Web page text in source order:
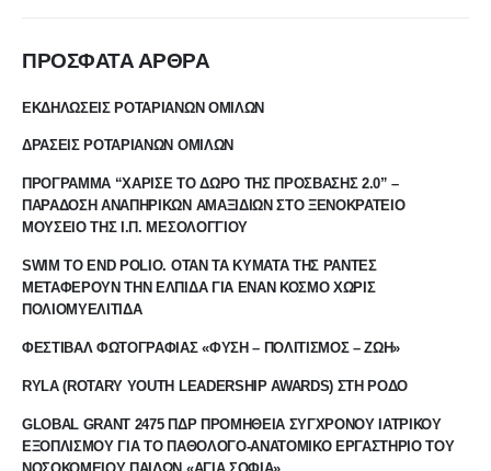
ΠΡΟΣΦΑΤΑ ΑΡΘΡΑ
ΕΚΔΗΛΩΣΕΙΣ ΡΟΤΑΡΙΑΝΩΝ ΟΜΙΛΩΝ
ΔΡΑΣΕΙΣ ΡΟΤΑΡΙΑΝΩΝ ΟΜΙΛΩΝ
ΠΡΟΓΡΑΜΜΑ “ΧΑΡΙΣΕ ΤΟ ΔΩΡΟ ΤΗΣ ΠΡΟΣΒΑΣΗΣ 2.0” –
ΠΑΡΑΔΟΣΗ ΑΝΑΠΗΡΙΚΩΝ ΑΜΑΞΙΔΙΩΝ ΣΤΟ ΞΕΝΟΚΡΑΤΕΙΟ
ΜΟΥΣΕΙΟ ΤΗΣ Ι.Π. ΜΕΣΟΛΟΓΓΙΟΥ
SWIM TO END POLIO. ΟΤΑΝ ΤΑ ΚΥΜΑΤΑ ΤΗΣ ΡΑΝΤΕΣ
ΜΕΤΑΦΕΡΟΥΝ ΤΗΝ ΕΛΠΙΔΑ ΓΙΑ ΕΝΑΝ ΚΟΣΜΟ ΧΩΡΙΣ
ΠΟΛΙΟΜΥΕΛΙΤΙΔΑ
ΦΕΣΤΙΒΑΛ ΦΩΤΟΓΡΑΦΙΑΣ «ΦΥΣΗ – ΠΟΛΙΤΙΣΜΟΣ – ΖΩΗ»
RYLA (ROTARY YOUTH LEADERSHIP AWARDS) ΣΤΗ ΡΟΔΟ
GLOBAL GRANT 2475 ΠΔΡ ΠΡΟΜΗΘΕΙΑ ΣΥΓΧΡΟΝΟΥ ΙΑΤΡΙΚΟΥ
ΕΞΟΠΛΙΣΜΟΥ ΓΙΑ ΤΟ ΠΑΘΟΛΟΓΟ-ΑΝΑΤΟΜΙΚΟ ΕΡΓΑΣΤΗΡΙΟ ΤΟΥ